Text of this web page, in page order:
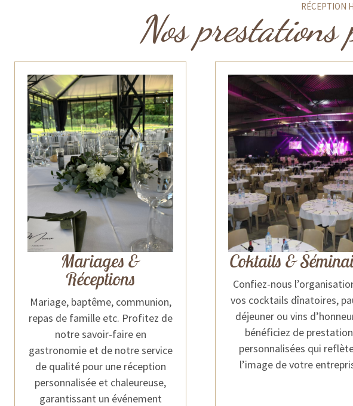
RÉCEPTION
Nos prestations
Mariages &
Réceptions
Mariage, baptême, communion,
repas de famille etc. Profitez de
notre savoir-faire en
gastronomie et de notre service
de qualité pour une réception
personnalisée et chaleureuse,
garantissant un événement
Coktails &
Confiez-nous
vos cocktails dînatoires,
déjeuner ou vins
bénéficiez de
personnalisées qui
l’image de votre